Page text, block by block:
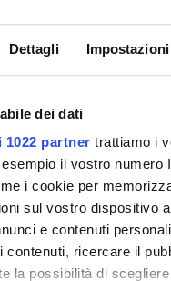
Dettagli
dei dati
1022 partner trattiamo i
il vostro numero
i cookie per
sul vostro dispositivo
e contenuti
contenuti, ricercare il
la possibilità di
schedule